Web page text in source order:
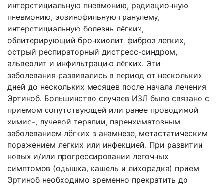
интерстициальную пневмонию, радиационную
пневмонию, эозинофильную гранулему,
интерстициальную болезнь лёгких,
облитерирующий бронхиолит, фиброз легких,
острый респираторный дистресс-синдром,
альвеолит и инфильтрацию лёгких. Эти
заболевания развивались в период от нескольких
дней до нескольких месяцев после начала лечения
Эртиноб. Большинство случаев ИЗЛ было связано с
приемом сопутствующей или ранее проводимой
химио-, лучевой терапии, паренхиматозным
заболеванием лёгких в анамнезе, метастатическим
поражением легких или инфекцией. При развитии
новых и/или прогрессировании легочных
симптомов (одышка, кашель и лихорадка) прием
Эртиноб необходимо временно прекратить до